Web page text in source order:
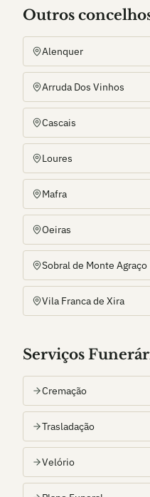
Outros concelho
Alenquer
Arruda Dos Vinhos
Cascais
Loures
Mafra
Oeiras
Sobral de Monte Agraço
Vila Franca de Xira
Serviços
Cremação
Trasladação
Velório